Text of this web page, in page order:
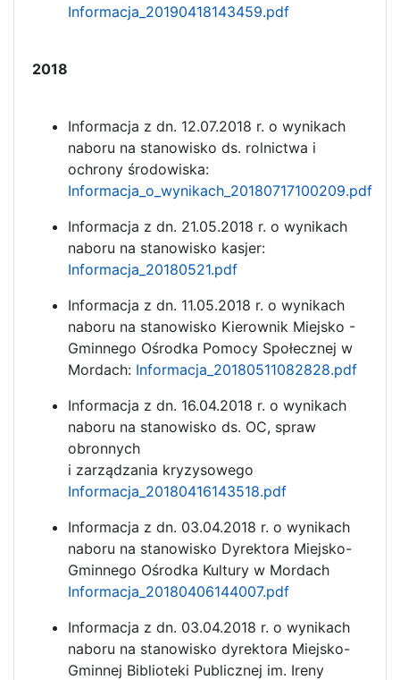
Informacja_20190418143459.pdf
2018
Informacja z dn. 12.07.2018 r. o wynikach
naboru na stanowisko ds. rolnictwa i
ochrony środowiska:
Informacja_o_wynikach_20180717100209.pdf
Informacja z dn. 21.05.2018 r. o wynikach
naboru na stanowisko kasjer:
Informacja_20180521.pdf
Informacja z dn. 11.05.2018 r. o wynikach
naboru na stanowisko Kierownik Miejsko -
Gminnego Ośrodka Pomocy Społecznej w
Mordach: Informacja_20180511082828.pdf
Informacja z dn. 16.04.2018 r. o wynikach
naboru na stanowisko ds. OC, spraw
obronnych
i zarządzania kryzysowego
Informacja_20180416143518.pdf
Informacja z dn. 03.04.2018 r. o wynikach
naboru na stanowisko Dyrektora Miejsko-
Gminnego Ośrodka Kultury w Mordach
Informacja_20180406144007.pdf
Informacja z dn. 03.04.2018 r. o wynikach
naboru na stanowisko dyrektora Miejsko-
Gminnej Biblioteki Publicznej im. Ireny